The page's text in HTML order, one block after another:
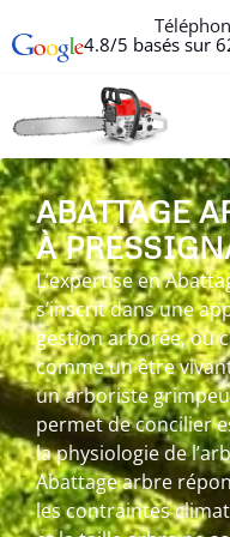
4.8/5 basés sur
ABATTAGE
À
L’expertise en
s’inscrit dans une
gestion arborée, où
comme un être
un arboriste
permet de concilier
la physiologie de
Abattage arbre
les contraintes